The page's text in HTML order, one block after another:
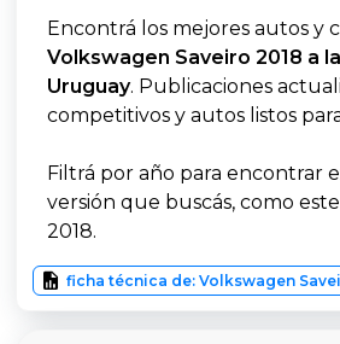
Encontrá los mejores autos y
Volkswagen Saveiro 2018 a
Uruguay. Publicaciones
competitivos y autos listos
Filtrá por año para encontrar
versión que buscás, como
2018.
ficha técnica de: Volkswagen